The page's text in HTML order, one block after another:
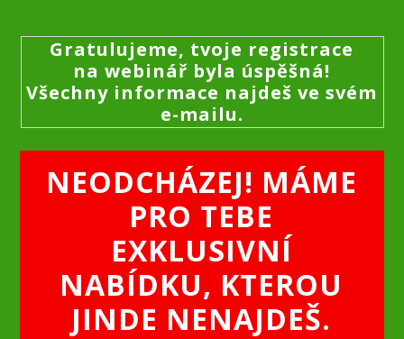
Gratulujeme, tvoje registrace
na webinář byla úspěšná!
Všechny informace najdeš ve svém
e-mailu.
NEODCHÁZEJ! MÁME
PRO TEBE
EXKLUSIVNÍ
NABÍDKU, KTEROU
JINDE NENAJDEŠ.